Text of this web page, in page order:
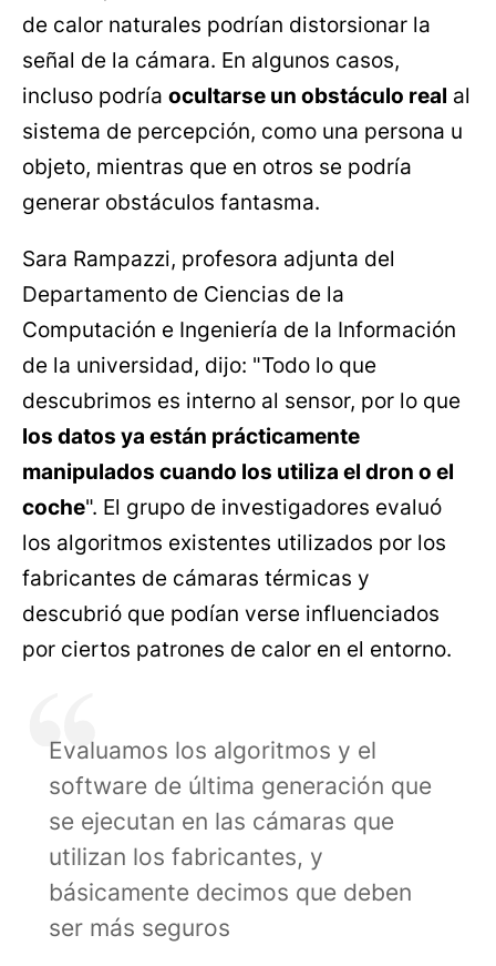
de calor naturales podrían distorsionar la
señal de la cámara. En algunos casos,
incluso podría ocultarse un obstáculo real al
sistema de percepción, como una persona u
objeto, mientras que en otros se podría
generar obstáculos fantasma.
Sara Rampazzi, profesora adjunta del
Departamento de Ciencias de la
Computación e Ingeniería de la Información
de la universidad, dijo: "Todo lo que
descubrimos es interno al sensor, por lo que
los datos ya están prácticamente
manipulados cuando los utiliza el dron o el
coche". El grupo de investigadores evaluó
los algoritmos existentes utilizados por los
fabricantes de cámaras térmicas y
descubrió que podían verse influenciados
por ciertos patrones de calor en el entorno.
Evaluamos los algoritmos y el
software de última generación que
se ejecutan en las cámaras que
utilizan los fabricantes, y
básicamente decimos que deben
ser más seguros